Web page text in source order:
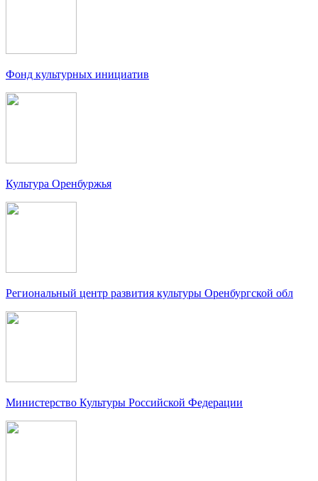
Фонд культурных инициатив
Культура Оренбуржья
Региональный центр развития культуры Оренбургской обл
Министерство Культуры Российской Федерации